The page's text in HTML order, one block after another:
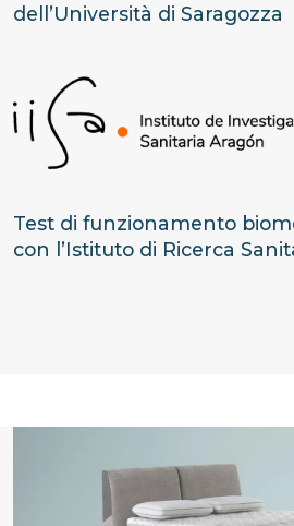
dell’Università di Saragozza
Test di funzionamento
con l’Istituto di Ricerca